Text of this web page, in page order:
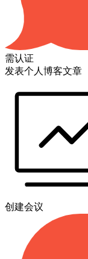
需认证
发表个人博客文章
创建会议